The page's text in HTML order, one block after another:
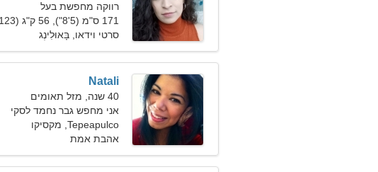
רווקה מחפשת בעל
171 ס"מ (5'8"), 56 ק"ג (123 פאונד)
סרטי וידאו, בָּאוּלִינְג
Natali
40 שנה, מזל תאומים
אני מחפש גבר נחמד לסקי
Tepeapulco, מקסיקו
אהבת אמת